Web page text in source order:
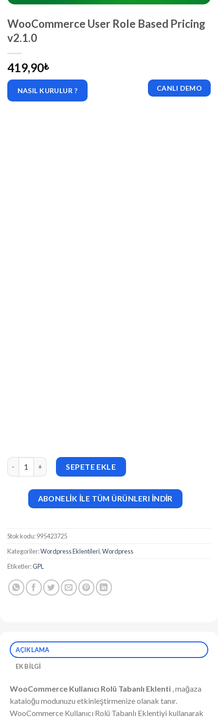
WooCommerce User Role Based Pricing
v2.1.0
419,90₺
NASIL KURULUR ? CANLI DEMO
WooCommerce User Role Based Pricing v2.1.0 adet
SEPETE EKLE
ABONELİK İLE TÜM ÜRÜNLERI İNDİR
Stok kodu:995423725
Kategoriler:Wordpress Eklentileri,Wordpress
Etiketler:GPL
AÇIKLAMA
EK BILGI
WooCommerce Kullanıcı Rolü Tabanlı Eklenti , mağaza
kataloğu modunuzu etkinleştirmenize olanak tanır.
WooCommerce Kullanıcı Rolü Tabanlı Eklentiyi kullanarak